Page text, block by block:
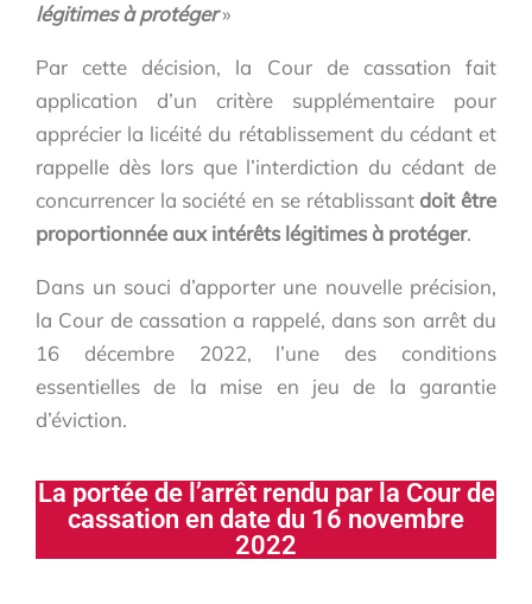
légitimes à protéger»
Par cette décision, la Cour de cassation fait
application d’un critère supplémentaire pour
apprécier la licéité du rétablissement du cédant et
rappelle dès lors que l’interdiction du cédant de
concurrencer la société en se rétablissant doit être
proportionnée aux intérêts légitimes à protéger.
Dans un souci d’apporter une nouvelle précision,
la Cour de cassation a rappelé, dans son arrêt du
16 décembre 2022, l’une des conditions
essentielles de la mise en jeu de la garantie
d’éviction.
La portée de l’arrêt rendu par la Cour de
cassation en date du 16 novembre
2022